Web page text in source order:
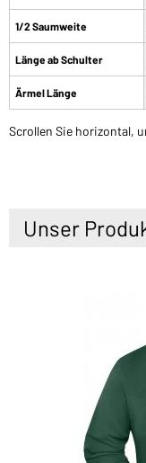
1/2 Saumweite
Länge ab Schulter
Ärmel Länge
Scrollen Sie horizontal,
Unser